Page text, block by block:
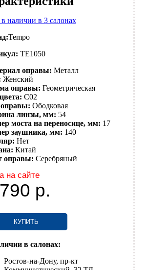
в наличии в 3 салонах
Tempo
TE1050
оправы: Металл
Женский
оправы: Геометрическая
C02
Ободковая
линзы, мм: 54
моста на переносице, мм: 17
заушника, мм: 140
Нет
Китай
оправы: Серебряный
на сайте
р.
КУПИТЬ
в салонах:
Ростов-на-Дону, пр-кт